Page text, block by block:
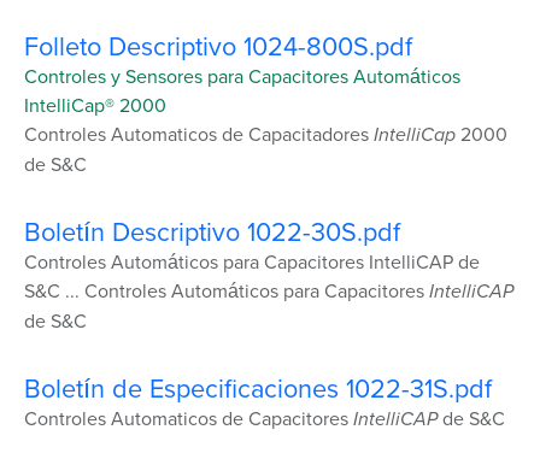
Folleto Descriptivo 1024-800S.pdf
Controles y Sensores para Capacitores Automáticos
IntelliCap® 2000
Controles Automaticos de CapacitadoresIntelliCap 2000
de S&C
Boletín Descriptivo 1022-30S.pdf
Controles Automáticos para Capacitores IntelliCAP de
S&C ... Controles Automáticos para CapacitoresIntelliCAP
de S&C
Boletín de Especificaciones 1022-31S.pdf
Controles Automaticos de CapacitoresIntelliCAPde S&C